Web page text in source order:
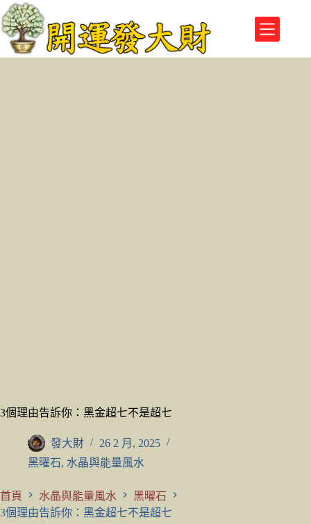
跳
至
主
要
3個理由告訴你：黑金超七不是超七
發大財
26 2 月, 2025
黑曜石, 水晶與能量風水
首頁 水晶與能量風水
黑曜石
3個理由告訴你：黑金超七不是超七